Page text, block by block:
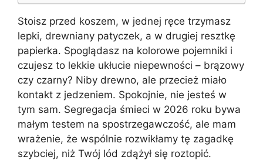
Stoisz przed koszem, w jednej ręce trzymasz
lepki, drewniany patyczek, a w drugiej resztkę
papierka. Spoglądasz na kolorowe pojemniki i
czujesz to lekkie ukłucie niepewności – brązowy
czy czarny? Niby drewno, ale przecież miało
kontakt z jedzeniem. Spokojnie, nie jesteś w
tym sam. Segregacja śmieci w 2026 roku bywa
małym testem na spostrzegawczość, ale mam
wrażenie, że wspólnie rozwikłamy tę zagadkę
szybciej, niż Twój lód zdążył się roztopić.